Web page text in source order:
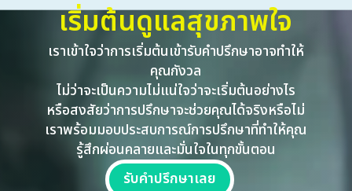
เริ่มต้นดูแลสุขภาพใจ
เราเข้าใจว่าการเริ่มต้นเข้ารับคำปรึกษาอาจทำให้
คุณกังวล
ไม่ว่าจะเป็นความไม่แน่ใจว่าจะเริ่มต้นอย่างไร
หรือสงสัยว่าการปรึกษาจะช่วยคุณได้จริงหรือไม่
เราพร้อมมอบประสบการณ์การปรึกษาที่ทำให้คุณ
รู้สึกผ่อนคลายและมั่นใจในทุกขั้นตอน
รับคำปรึกษาเลย